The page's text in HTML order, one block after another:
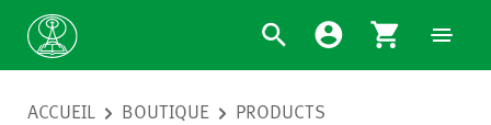
ACCUEIL BOUTIQUE PRODUCTS